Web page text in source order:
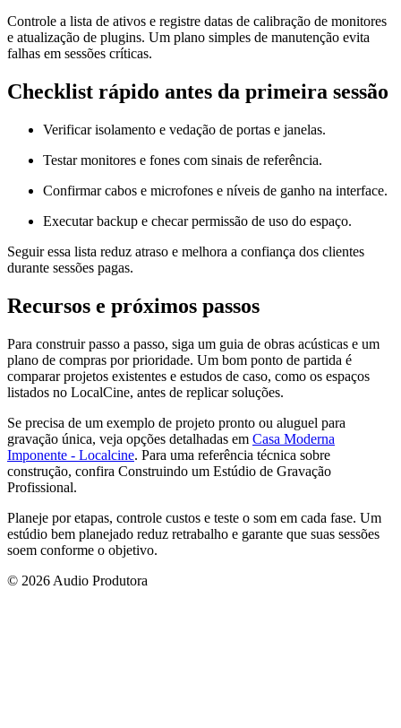
Controle a lista de ativos e registre datas de calibração de monitores
e atualização de plugins. Um plano simples de manutenção evita
falhas em sessões críticas.
Checklist rápido antes da primeira sessão
Verificar isolamento e vedação de portas e janelas.
Testar monitores e fones com sinais de referência.
Confirmar cabos e microfones e níveis de ganho na interface.
Executar backup e checar permissão de uso do espaço.
Seguir essa lista reduz atraso e melhora a confiança dos clientes
durante sessões pagas.
Recursos e próximos passos
Para construir passo a passo, siga um guia de obras acústicas e um
plano de compras por prioridade. Um bom ponto de partida é
comparar projetos existentes e estudos de caso, como os espaços
listados no LocalCine, antes de replicar soluções.
Se precisa de um exemplo de projeto pronto ou aluguel para
gravação única, veja opções detalhadas em Casa Moderna
Imponente - Localcine. Para uma referência técnica sobre
construção, confira Construindo um Estúdio de Gravação
Profissional.
Planeje por etapas, controle custos e teste o som em cada fase. Um
estúdio bem planejado reduz retrabalho e garante que suas sessões
soem conforme o objetivo.
© 2026 Audio Produtora